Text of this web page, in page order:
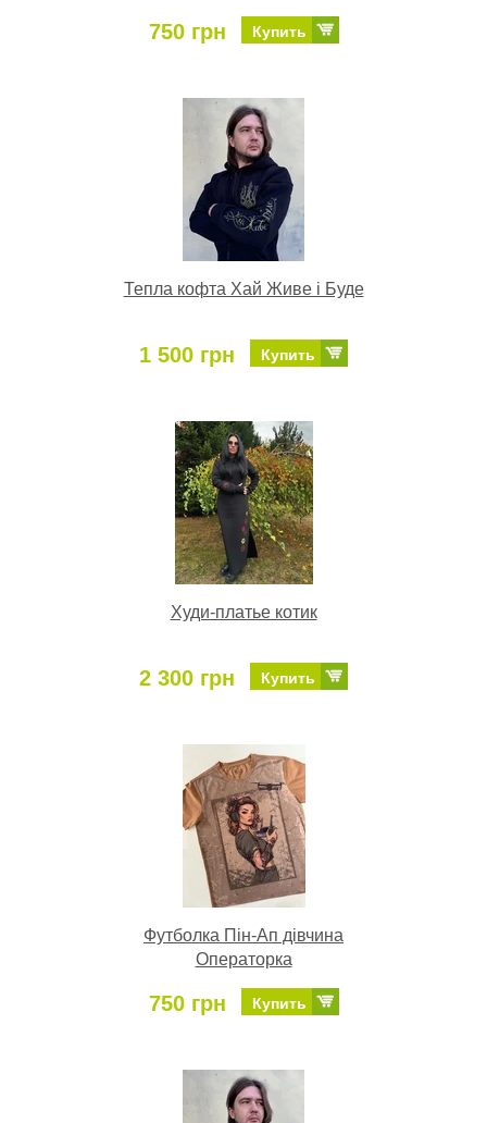
750 грн Купить
Тепла кофта Хай Живе і Буде
1 500 грн Купить
Худи-платье котик
2 300 грн Купить
Футболка Пін-Ап дівчина
Операторка
750 грн Купить